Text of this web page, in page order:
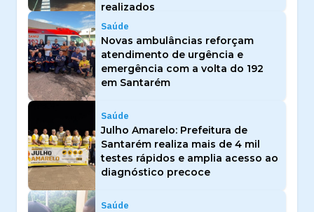
realizados
Saúde
Novas ambulâncias reforçam
atendimento de urgência e
emergência com a volta do 192
em Santarém
Saúde
Julho Amarelo: Prefeitura de
Santarém realiza mais de 4 mil
testes rápidos e amplia acesso ao
diagnóstico precoce
Saúde